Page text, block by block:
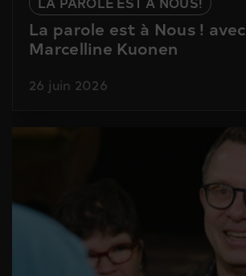
La parole est à Nous ! avec
Marcelline Kuonen
26 juin 2026